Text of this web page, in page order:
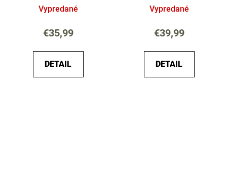
Vypredané
€35,99
DETAIL
Vypredané
€39,99
DETAIL